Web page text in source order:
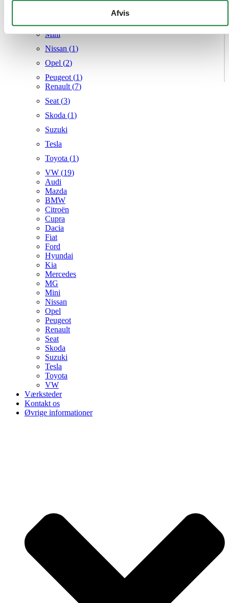
givet dem, eller som de har indsamlet fra din brug af deres
tjenester.
Afvis
Mini
Nissan (1)
Opel (2)
Peugeot (1)
Renault (7)
Seat (3)
Skoda (1)
Suzuki
Tesla
Toyota (1)
VW (19)
Audi
Mazda
BMW
Citroën
Cupra
Dacia
Fiat
Ford
Hyundai
Kia
Mercedes
MG
Mini
Nissan
Opel
Peugeot
Renault
Seat
Skoda
Suzuki
Tesla
Toyota
VW
Værksteder
Kontakt os
Øvrige informationer